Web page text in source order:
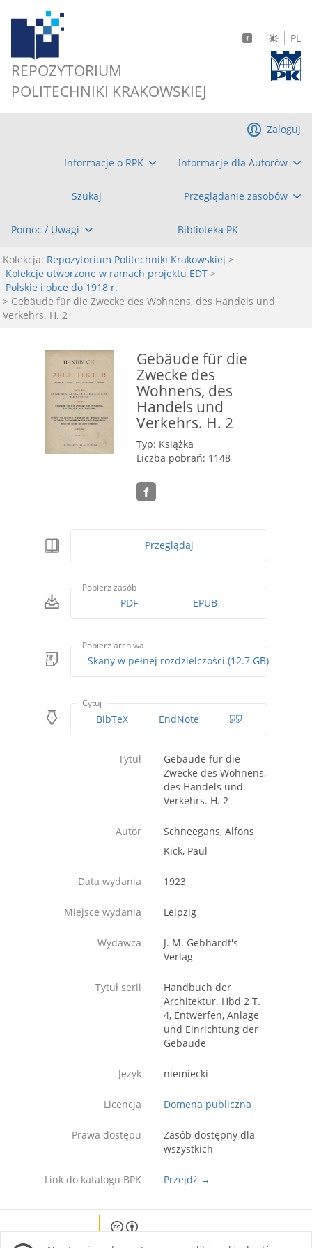
REPOZYTORIUM
POLITECHNIKI KRAKOWSKIEJ
PL
Informacje o RPK Informacje dla Autorów
Szukaj Przeglądanie zasobów
Pomoc / Uwagi Biblioteka PK
Zaloguj
Kolekcja: Repozytorium Politechniki Krakowskiej >
Kolekcje utworzone w ramach projektu EDT >
Polskie i obce do 1918 r.
> Gebäude für die Zwecke des Wohnens, des Handels und
Verkehrs. H. 2
Gebäude für die
Zwecke des
Wohnens, des
Handels und
Verkehrs. H. 2
Typ: Książka
Liczba pobrań: 1148
Przeglądaj
Pobierz zasób
PDF EPUB
Pobierz archiwa
Skany w pełnej rozdzielczości (12.7 GB)
Cytuj
BibTeX EndNote
Tytuł
Gebäude für die
Zwecke des Wohnens,
des Handels und
Verkehrs. H. 2
Autor
Schneegans, Alfons
Kick, Paul
Data wydania 1923
Miejsce wydania Leipzig
Wydawca
J. M. Gebhardt's
Verlag
Tytuł serii
Handbuch der
Architektur. Hbd 2 T.
4, Entwerfen, Anlage
und Einrichtung der
Gebäude
Język niemiecki
Licencja Domena publiczna
Prawa dostępu
Zasób dostępny dla
wszystkich
Link do katalogu BPK Przejdź →